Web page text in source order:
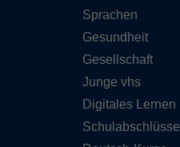
Sprachen
Gesundheit
Gesellschaft
Junge vhs
Digitales Lernen
Schulabschlüsse